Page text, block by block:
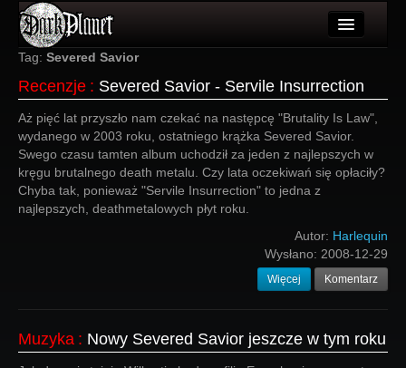
Artykuły
Użytkownicy
Wydarzenia
Galeria
Forum
Tag: Severed Savior
Recenzje : Severed Savior - Servile Insurrection
Aż pięć lat przyszło nam czekać na następcę "Brutality Is Law",
wydanego w 2003 roku, ostatniego krążka Severed Savior.
Swego czasu tamten album uchodził za jeden z najlepszych w
kręgu brutalnego death metalu. Czy lata oczekiwań się opłaciły?
Chyba tak, ponieważ "Servile Insurrection" to jedna z
najlepszych, deathmetalowych płyt roku.
Autor: Harlequin
Wysłano: 2008-12-29
Więcej Komentarz
Muzyka : Nowy Severed Savior jeszcze w tym roku